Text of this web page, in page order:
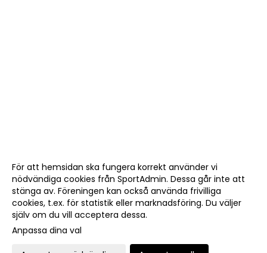
För att hemsidan ska fungera korrekt använder vi
nödvändiga cookies från SportAdmin. Dessa går inte att
stänga av. Föreningen kan också använda frivilliga
cookies, t.ex. för statistik eller marknadsföring. Du väljer
själv om du vill acceptera dessa.
Anpassa dina val